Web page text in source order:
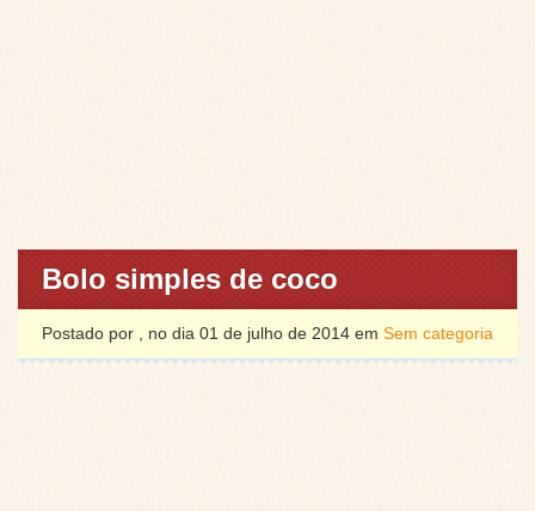
Bolo simples de coco
Postado por , no dia 01 de julho de 2014 em Sem categoria